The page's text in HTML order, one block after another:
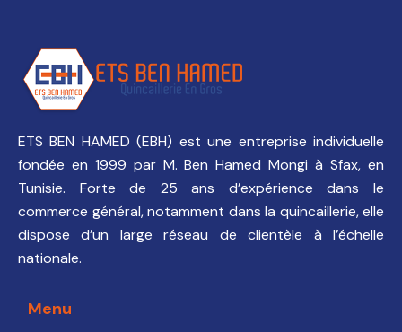
ETS BEN HAMED (EBH) est une entreprise individuelle
fondée en 1999 par M. Ben Hamed Mongi à Sfax, en
Tunisie. Forte de 25 ans d’expérience dans le
commerce général, notamment dans la quincaillerie, elle
dispose d’un large réseau de clientèle à l’échelle
nationale.
Menu